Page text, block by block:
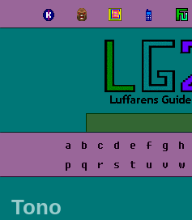
a b c d e f g h
p
q r s t u v w
Tono